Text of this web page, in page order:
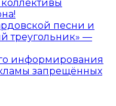
песни и
треугольник» —
информирования
запрещённых